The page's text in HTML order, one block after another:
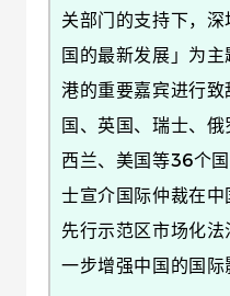
关部门的支持下，
国的最新发展」为
港的重要嘉宾进行
国、英国、瑞士、
西兰、美国等36个
士宣介国际仲裁在中
先行示范区市场化
一步增强中国的国际